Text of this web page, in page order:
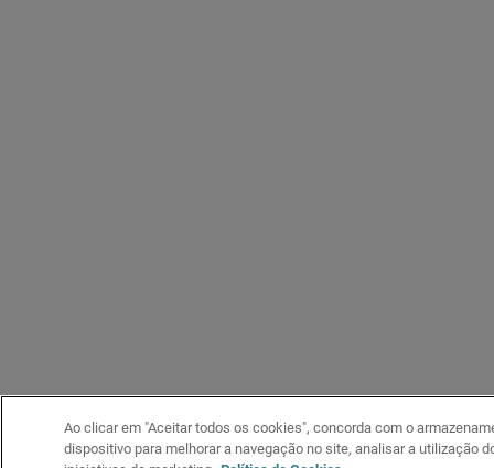
Ao clicar em "Aceitar todos os cookies", concorda com o
dispositivo para melhorar a navegação no site, analisar a utilização